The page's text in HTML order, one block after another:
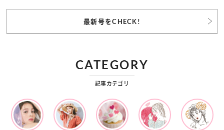
最新号をCHECK!
CATEGORY
記事カテゴリ